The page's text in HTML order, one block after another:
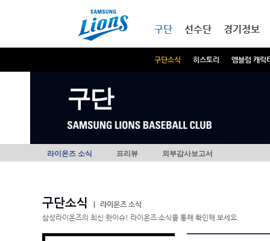
구단
구단소식 히스토리 엠블럼 캐릭
선수단 경기정보
구단
라이온즈 소식 프리뷰 외부감사보고서
구단소식
라이온즈 소식
삼성라이온즈의 최신 핫이슈! 라이온즈 소식을 통해 확인해 보세요.